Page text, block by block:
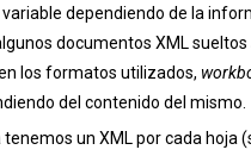
dependiendo de la
documentos XML sueltos
los formatos utilizados,
del contenido del mismo.
tenemos un XML por cada